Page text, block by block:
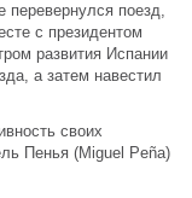
перевернулся поезд,
с президентом
развития Испании
а затем навестил
своих
Пенья (Miguel Peña)